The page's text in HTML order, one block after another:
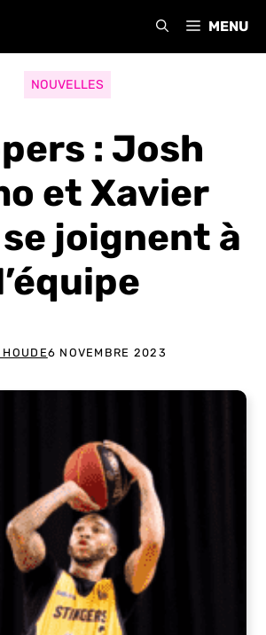
MENU
NOUVELLES
: Josh
et Xavier
joignent à
6 NOVEMBRE 2023